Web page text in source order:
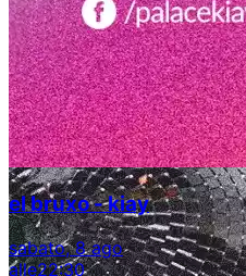
el bruxo - kiay
sabato, 8 ago
alle22:30